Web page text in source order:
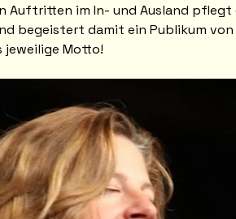
Auftritten im In- und Ausland
begeistert damit ein Publikum
Motto!